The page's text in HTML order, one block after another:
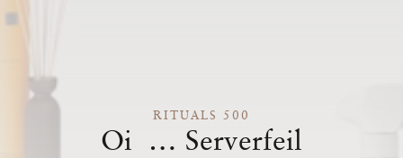
RITUALS 500
Oi … Serverfeil